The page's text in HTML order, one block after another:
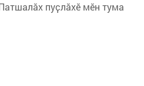
пуҫлӑхӗ мӗн тума